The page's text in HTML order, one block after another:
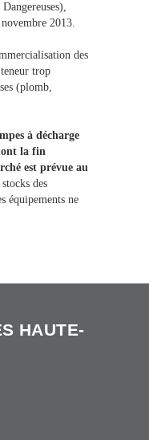
2013.
des
trop
(plomb,
à décharge
la fin
est prévue au
des
équipements ne
HAUTE-